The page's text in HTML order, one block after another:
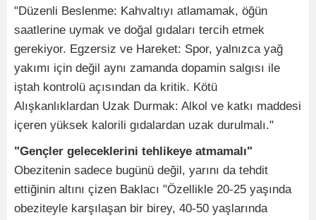
"Düzenli Beslenme: Kahvaltıyı atlamamak, öğün
saatlerine uymak ve doğal gıdaları tercih etmek
gerekiyor. Egzersiz ve Hareket: Spor, yalnızca yağ
yakımı için değil aynı zamanda dopamin salgısı ile
iştah kontrolü açısından da kritik. Kötü
Alışkanlıklardan Uzak Durmak: Alkol ve katkı maddesi
içeren yüksek kalorili gıdalardan uzak durulmalı."
"Gençler geleceklerini tehlikeye atmamalı"
Obezitenin sadece bugünü değil, yarını da tehdit
ettiğinin altını çizen Baklacı "Özellikle 20-25 yaşında
obeziteyle karşılaşan bir birey, 40-50 yaşlarında